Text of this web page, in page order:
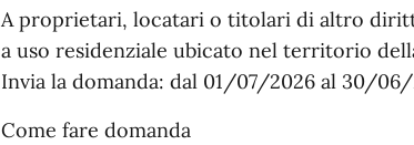
A proprietari, locatari o titolari di altro
a uso residenziale ubicato nel territorio
Invia la domanda: dal 01/07/2026 al 30/06/
Come fare domanda